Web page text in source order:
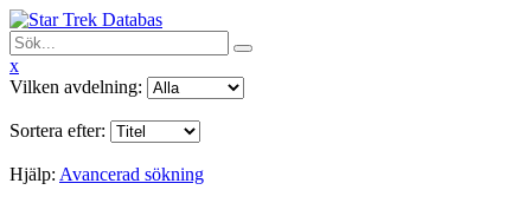
x
Vilken avdelning:
Sortera efter:
Hjälp: Avancerad sökning